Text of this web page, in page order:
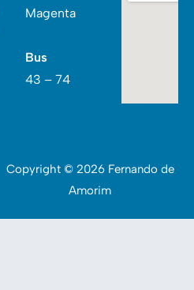
Magenta
Bus
43 – 74
Copyright © 2026 Fernando de
Amorim